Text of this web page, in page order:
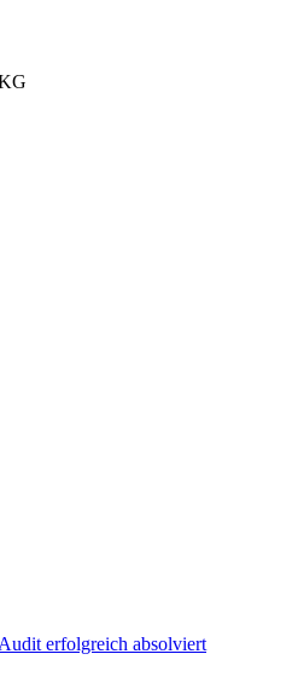
erfolgreich absolviert